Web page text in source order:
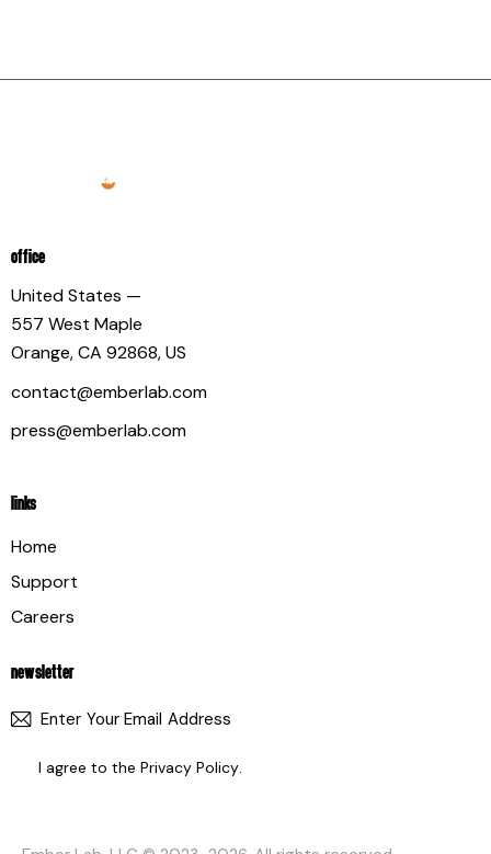
OFFICE
United States —
557 West Maple
Orange, CA 92868, US
contact@emberlab.com
press@emberlab.com
LINKS
Home
Support
Careers
NEWSLETTER
I agree to the Privacy Policy.